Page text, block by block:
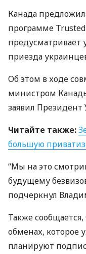
Канада
программе
приезда
Об этом в ходе
министром
заявил
Читайте также:
большую
“Мы на это
будущему
подчеркнул
Также
обменах, которое
планируют